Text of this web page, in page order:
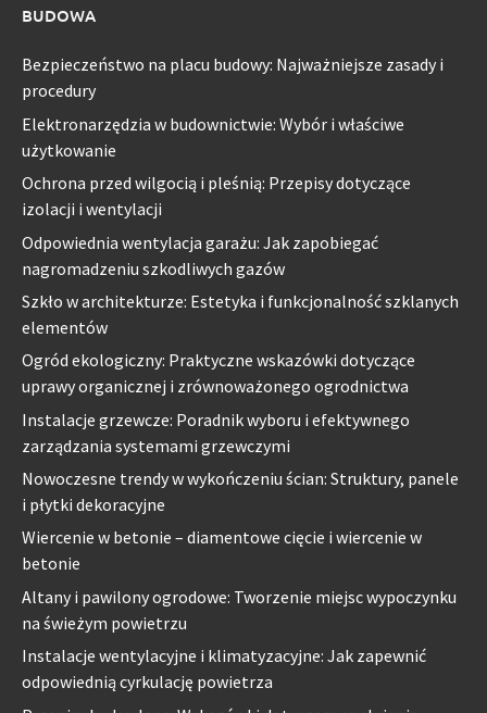
BUDOWA
Bezpieczeństwo na placu budowy: Najważniejsze zasady i
procedury
Elektronarzędzia w budownictwie: Wybór i właściwe
użytkowanie
Ochrona przed wilgocią i pleśnią: Przepisy dotyczące
izolacji i wentylacji
Odpowiednia wentylacja garażu: Jak zapobiegać
nagromadzeniu szkodliwych gazów
Szkło w architekturze: Estetyka i funkcjonalność szklanych
elementów
Ogród ekologiczny: Praktyczne wskazówki dotyczące
uprawy organicznej i zrównoważonego ogrodnictwa
Instalacje grzewcze: Poradnik wyboru i efektywnego
zarządzania systemami grzewczymi
Nowoczesne trendy w wykończeniu ścian: Struktury, panele
i płytki dekoracyjne
Wiercenie w betonie – diamentowe cięcie i wiercenie w
betonie
Altany i pawilony ogrodowe: Tworzenie miejsc wypoczynku
na świeżym powietrzu
Instalacje wentylacyjne i klimatyzacyjne: Jak zapewnić
odpowiednią cyrkulację powietrza